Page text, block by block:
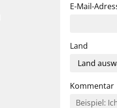
E-Mail-
Land
Kommentar